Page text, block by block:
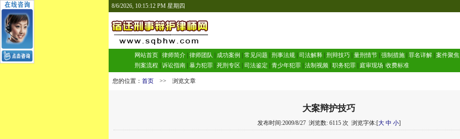
8/6/2026, 10:15:13 PM 星期四
网站首页 律师简介 律师团队 成功案例 常见问题 刑事法规 司法解释 刑辩技巧 量刑情节 强制措施 罪名详解 案件聚焦
刑案流程
诉讼指南 暴力犯罪 死刑专区 司法鉴定 青少年犯罪 法制视频 职务犯罪| 庭审现场| 收费标准
您的位置： 首页 >> 浏览文章
大案辩护技巧
发布时间:2009/8/27 浏览数: 6115 次 浏览字体:[大 中 小]